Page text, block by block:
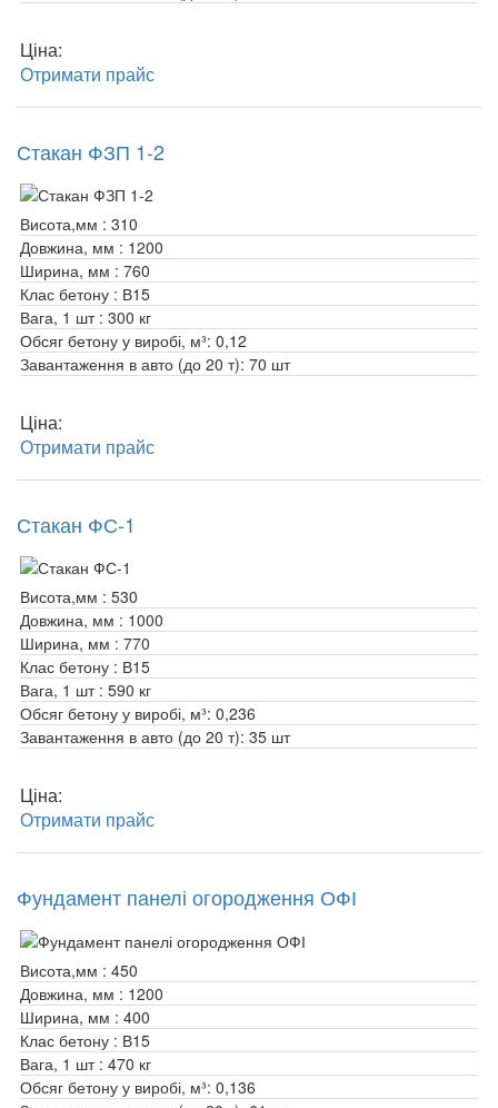
Ціна:
Отримати прайс
Стакан ФЗП 1-2
Висота,мм : 310
Довжина, мм : 1200
Ширина, мм : 760
Клас бетону : В15
Вага, 1 шт : 300 кг
Обсяг бетону у виробі, м³: 0,12
Завантаження в авто (до 20 т): 70 шт
Ціна:
Отримати прайс
Стакан ФС-1
Висота,мм : 530
Довжина, мм : 1000
Ширина, мм : 770
Клас бетону : В15
Вага, 1 шт : 590 кг
Обсяг бетону у виробі, м³: 0,236
Завантаження в авто (до 20 т): 35 шт
Ціна:
Отримати прайс
Фундамент панелі огородження ОФІ
Висота,мм : 450
Довжина, мм : 1200
Ширина, мм : 400
Клас бетону : В15
Вага, 1 шт : 470 кг
Обсяг бетону у виробі, м³: 0,136